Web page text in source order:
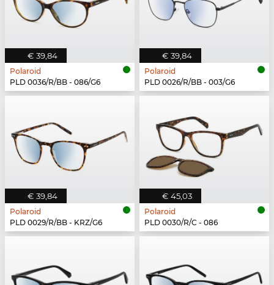
€ 39,84
Polaroid
PLD 0036/R/BB - 086/G6
€ 39,84
Polaroid
PLD 0026/R/BB - 003/G6
€ 39,84
Polaroid
PLD 0029/R/BB - KRZ/G6
€ 45,03
Polaroid
PLD 0030/R/C - 086